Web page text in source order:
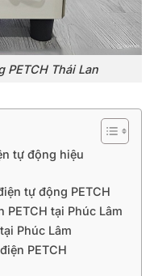
PETCH Thái Lan
tự động hiệu
tự động PETCH
tại Phúc Lâm
Phúc Lâm
PETCH